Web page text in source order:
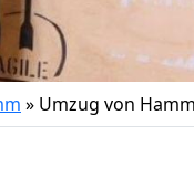
» Umzug von